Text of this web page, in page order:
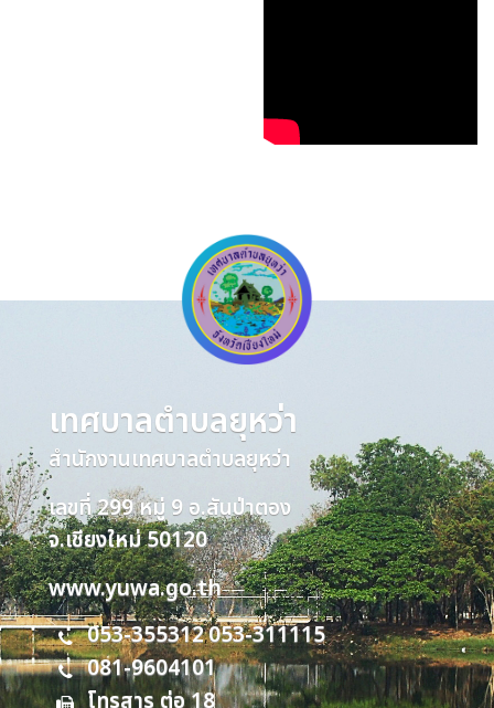
เทศบาลตำบลยุหว่า
สำนักงานเทศบาลตำบลยุหว่า
เลขที่ 299 หมู่ 9 อ.สันป่าตอง
จ.เชียงใหม่ 50120
www.yuwa.go.th
053-355312,053-311115
081-9604101